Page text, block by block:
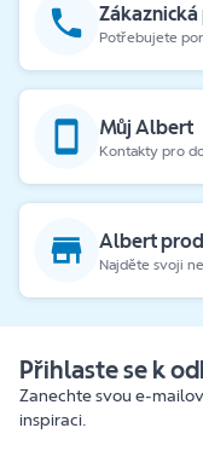
Potřebujete
Můj Albert
Kontakty pro
Albert
Najděte svoji
Přihlaste se k
Zanechte svou e-
inspiraci.